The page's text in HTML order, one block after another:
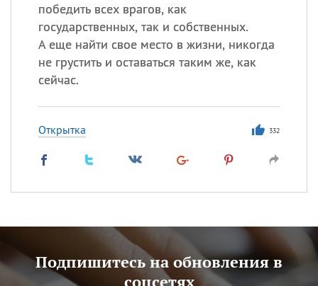
победить всех врагов, как
государственных, так и собственных.
А еще найти свое место в жизни, никогда
не грустить и оставаться таким же, как
сейчас.
Открытка 332
Подпишитесь на обновления в
соцсетях